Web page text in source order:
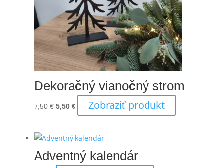
Dekoračný vianočný strom
7,50€ Pôvodná
7,50 €.
5,50 €Aktuálna
cena
5,50 €.
Zobraziť produkt
Adventný kalendár